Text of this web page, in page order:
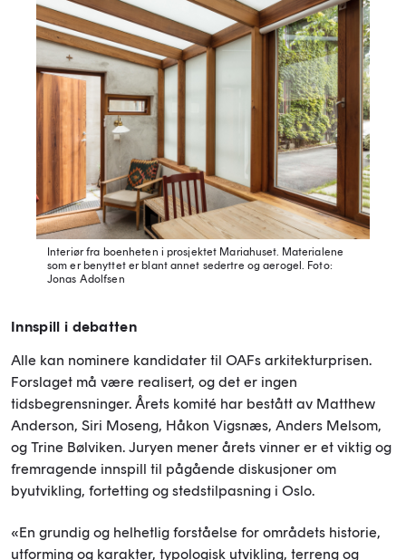
Interiør fra boenheten i prosjektet Mariahuset. Materialene
som er benyttet er blant annet sedertre og aerogel. Foto:
Jonas Adolfsen
Innspill i debatten
Alle kan nominere kandidater til OAFs arkitekturprisen.
Forslaget må være realisert, og det er ingen
tidsbegrensninger. Årets komité har bestått av Matthew
Anderson, Siri Moseng, Håkon Vigsnæs, Anders Melsom,
og Trine Bølviken. Juryen mener årets vinner er et viktig og
fremragende innspill til pågående diskusjoner om
byutvikling, fortetting og stedstilpasning i Oslo.
«En grundig og helhetlig forståelse for områdets historie,
utforming og karakter, typologisk utvikling, terreng og